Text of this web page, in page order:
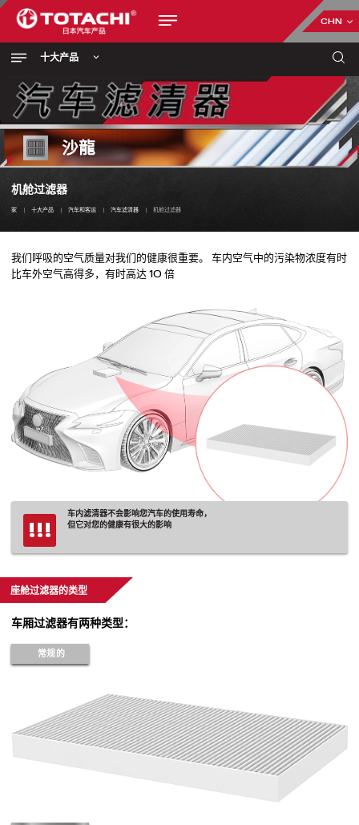
CHN
十大产品
沙龍
机舱过滤器
家 十大产品 汽车和客运 汽车滤清器 机舱过滤器
我们呼吸的空气质量对我们的健康很重要。 车内空气中的污染物浓度有时
比车外空气高得多，有时高达 10 倍
!!!
车内滤清器不会影响您汽车的使用寿命，
但它对您的健康有很大的影响
座舱过滤器的类型
车厢过滤器有两种类型：
常规的